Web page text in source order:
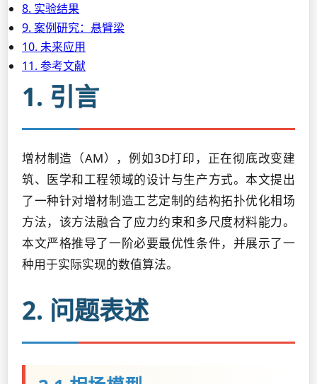
8. 实验结果
9. 案例研究：悬臂梁
10. 未来应用
11. 参考文献
1. 引言
增材制造（AM），例如3D打印，正在彻底改变建
筑、医学和工程领域的设计与生产方式。本文提出
了一种针对增材制造工艺定制的结构拓扑优化相场
方法，该方法融合了应力约束和多尺度材料能力。
本文严格推导了一阶必要最优性条件，并展示了一
种用于实际实现的数值算法。
2. 问题表述